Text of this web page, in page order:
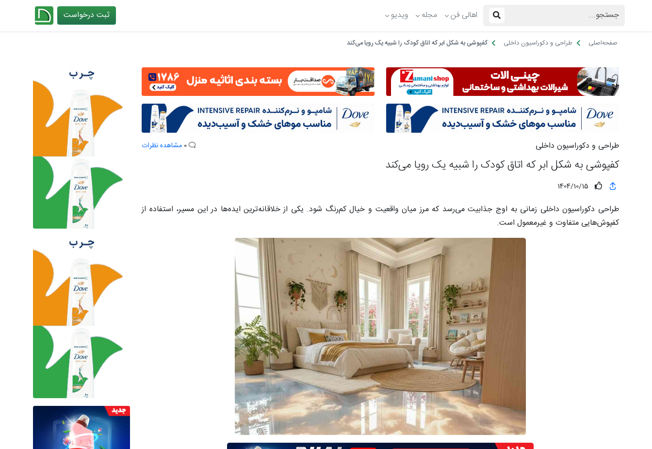
اهالی فن مجله ویدیو ثبت درخواست
صفحه‌اصلی طراحی و دکوراسیون داخلی کفپوشی به شکل ابر که اتاق کودک را شبیه یک رویا می‌کند
طراحی و دکوراسیون داخلی مشاهده نظرات
کفپوشی به شکل ابر که اتاق کودک را شبیه یک رویا می‌کند
1404/10/15
طراحی دکوراسیون داخلی زمانی به اوج جذابیت می‌رسد که مرز میان واقعیت و خیال کم‌رنگ شود. یکی از خلاقانه‌ترین ایده‌ها در این مسیر، استفاده از
کفپوش‌هایی متفاوت و غیرمعمول است.